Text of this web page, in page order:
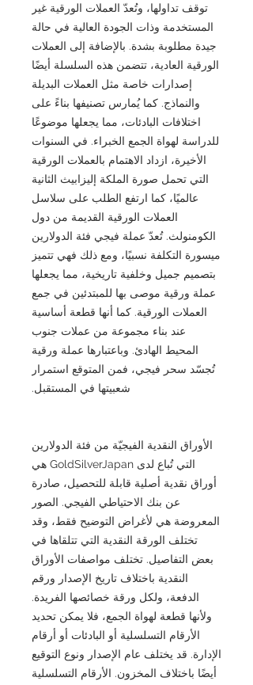
توقف تداولها، وتُعدّ العملات الورقية غير
المستخدمة وذات الجودة العالية في حالة
جيدة مطلوبة بشدة. بالإضافة إلى العملات
الورقية العادية، تتضمن هذه السلسلة أيضًا
إصدارات خاصة مثل العملات البديلة
والنماذج. كما يُمارس تصنيفها بناءً على
اختلافات البادئات، مما يجعلها موضوعًا
للدراسة لهواة الجمع الخبراء. في السنوات
الأخيرة، ازداد الاهتمام بالعملات الورقية
التي تحمل صورة الملكة إليزابيث الثانية
عالميًا، كما ارتفع الطلب على سلاسل
العملات الورقية القديمة من دول
الكومنولث. تُعدّ عملة فيجي فئة الدولارين
ميسورة التكلفة نسبيًا، ومع ذلك فهي تتميز
بتصميم جميل وخلفية تاريخية، مما يجعلها
عملة ورقية موصى بها للمبتدئين في جمع
العملات الورقية. كما أنها قطعة أساسية
عند بناء مجموعة من عملات جنوب
المحيط الهادئ. وباعتبارها عملة ورقية
تُجسّد سحر فيجي، فمن المتوقع استمرار
شعبيتها في المستقبل.
الأوراق النقدية الفيجيّة من فئة الدولارين
التي تُباع لدى GoldSilverJapan هي
أوراق نقدية أصلية قابلة للتحصيل، صادرة
عن بنك الاحتياطي الفيجي. الصور
المعروضة هي لأغراض التوضيح فقط، وقد
تختلف الورقة النقدية التي تتلقاها في
بعض التفاصيل. تختلف مواصفات الأوراق
النقدية باختلاف تاريخ الإصدار ورقم
الدفعة، ولكل ورقة خصائصها الفريدة.
ولأنها قطعة لهواة الجمع، فلا يمكن تحديد
الأرقام التسلسلية أو البادئات أو أرقام
الإدارة. قد يختلف عام الإصدار ونوع التوقيع
أيضًا باختلاف المخزون. الأرقام التسلسلية